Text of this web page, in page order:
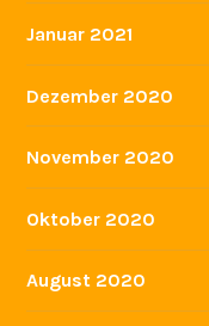
Januar 2021
Dezember 2020
November 2020
Oktober 2020
August 2020